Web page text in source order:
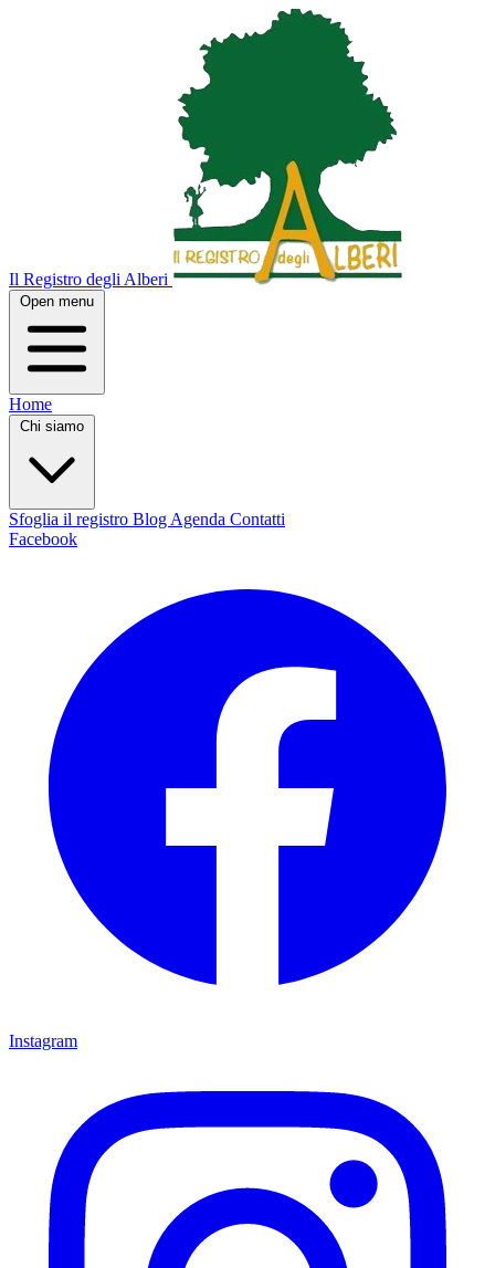
Il Registro degli Alberi
Open menu
Home
Chi siamo
Sfoglia il registro Blog Agenda Contatti
Facebook
Instagram